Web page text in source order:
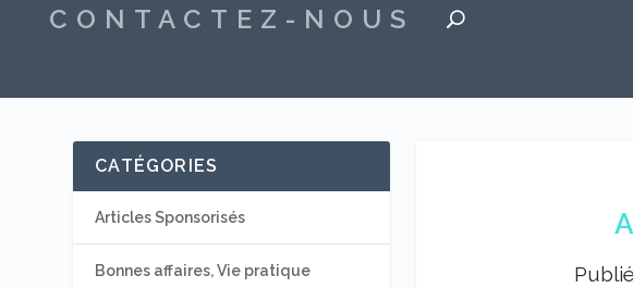
CONTACTEZ-NOUS
CATÉGORIES
Articles Sponsorisés
Bonnes affaires, Vie pratique